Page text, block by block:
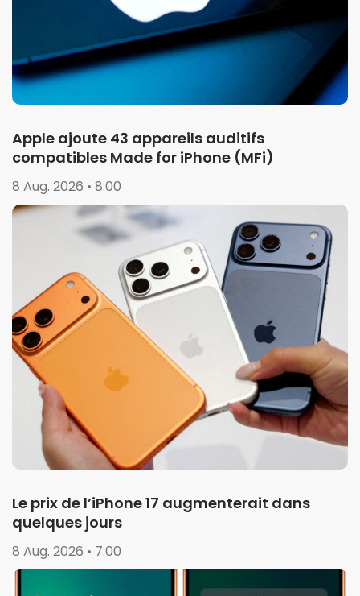
Apple ajoute 43 appareils auditifs
compatibles Made for iPhone (MFi)
8 Aug. 2026 • 8:00
Le prix de l’iPhone 17 augmenterait dans
quelques jours
8 Aug. 2026 • 7:00